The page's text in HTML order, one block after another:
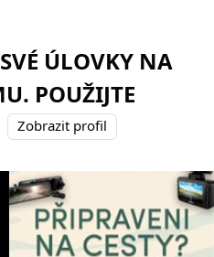
ÚLOVKY NA
POUŽIJTE
Zobrazit profil